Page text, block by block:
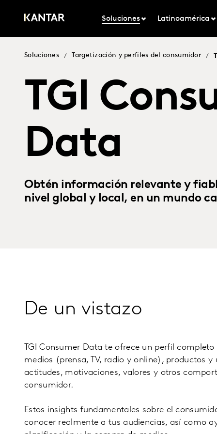
Soluciones Latinoamérica
Soluciones / Targetización y perfiles del consumidor /
TGI
Data
Obtén información relevante y
nivel global y local, en un mundo
De un vistazo
TGI Consumer Data te ofrece un perfil
medios (prensa, TV, radio y online), productos y
actitudes, motivaciones, valores y otros
consumidor.
Estos insights fundamentales sobre el
conocer realmente a tus audiencias, así como